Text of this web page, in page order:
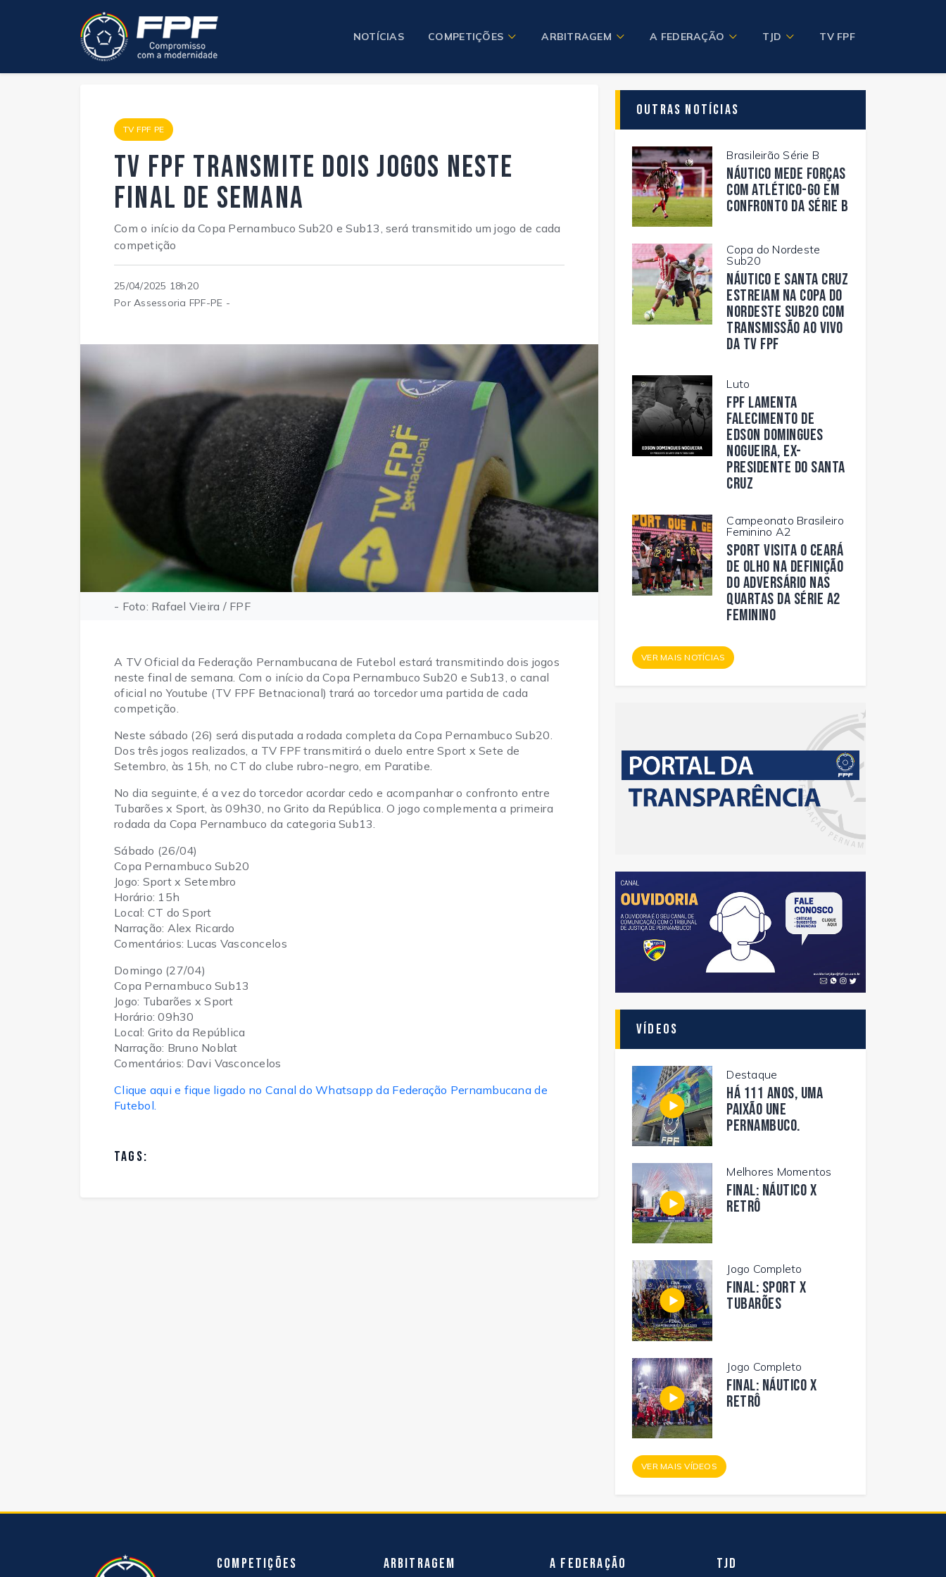
NOTÍCIAS COMPETIÇÕES ARBITRAGEM A FEDERAÇÃO TJD TV FPF
TV FPF PE
TV FPF transmite dois jogos neste
final de semana
Com o início da Copa Pernambuco Sub20 e Sub13, será transmitido um jogo de cada
competição
25/04/2025 18h20
Por Assessoria FPF-PE -
- Foto: Rafael Vieira / FPF
A TV Oficial da Federação Pernambucana de Futebol estará transmitindo dois jogos
neste final de semana. Com o início da Copa Pernambuco Sub20 e Sub13, o canal
oficial no Youtube (TV FPF Betnacional) trará ao torcedor uma partida de cada
competição.
Neste sábado (26) será disputada a rodada completa da Copa Pernambuco Sub20.
Dos três jogos realizados, a TV FPF transmitirá o duelo entre Sport x Sete de
Setembro, às 15h, no CT do clube rubro-negro, em Paratibe.
No dia seguinte, é a vez do torcedor acordar cedo e acompanhar o confronto entre
Tubarões x Sport, às 09h30, no Grito da República. O jogo complementa a primeira
rodada da Copa Pernambuco da categoria Sub13.
Sábado (26/04)
Copa Pernambuco Sub20
Jogo: Sport x Setembro
Horário: 15h
Local: CT do Sport
Narração: Alex Ricardo
Comentários: Lucas Vasconcelos
Domingo (27/04)
Copa Pernambuco Sub13
Jogo: Tubarões x Sport
Horário: 09h30
Local: Grito da República
Narração: Bruno Noblat
Comentários: Davi Vasconcelos
Clique aqui e fique ligado no Canal do Whatsapp da Federação Pernambucana de
Futebol.
TAGS:
Outras Notícias
Brasileirão Série B
Náutico mede forças
com Atlético-GO em
confronto da Série B
Copa do Nordeste
Sub20
Náutico e Santa Cruz
estreiam na Copa do
Nordeste Sub20 com
transmissão ao vivo
da TV FPF
Luto
FPF lamenta
falecimento de
Edson Domingues
Nogueira, ex-
presidente do Santa
Cruz
Campeonato Brasileiro
Feminino A2
Sport visita o Ceará
de olho na definição
do adversário nas
quartas da Série A2
Feminino
VER MAIS NOTÍCIAS
Vídeos
Destaque
Há 111 anos, uma
paixão une
Pernambuco.
Melhores Momentos
FINAL: NÁUTICO X
RETRÔ
Jogo Completo
FINAL: SPORT X
TUBARÕES
Jogo Completo
FINAL: NÁUTICO X
RETRÔ
VER MAIS VÍDEOS
Competições Arbitragem A Federação TJD